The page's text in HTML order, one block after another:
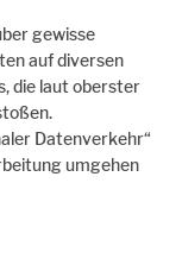
gewisse
auf diversen
die laut oberster
Datenverkehr“
umgehen